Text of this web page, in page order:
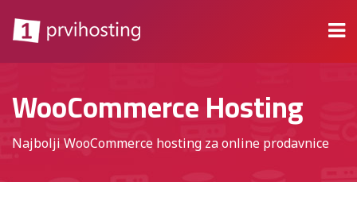
WooCommerce Hosting
Najbolji WooCommerce hosting za online prodavnice